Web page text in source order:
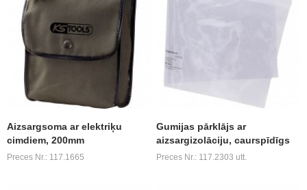
Aizsargsoma ar elektriķu
cimdiem, 200mm
Preces Nr.: 117.1665
Gumijas pārklājs ar
aizsargizolāciju, caurspīdīgs
Preces Nr.: 117.2303 utt.